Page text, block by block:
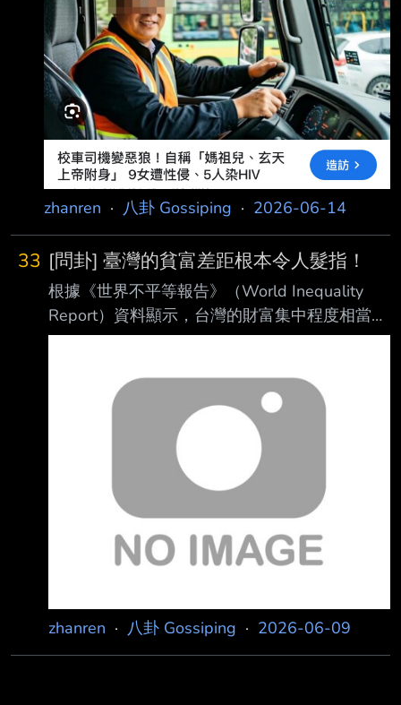
校車司機涉嫌從2022年起，就利用「媽祖、虎爺
等神明附身」、「需要補氣」等神棍話術，誘騙
性侵至少9名女性，其中甚至有6名女高中生，年
紀最小的只有15歲，並導致5名受害者確診，全
案直到衛生局進行疫調才隨之曝光。 消息曝光
後，不少網友都憤慨要求公開加害人資訊，但法
官卻直
zhanren · 八卦 Gossiping · 2026-06-14
33 [問卦] 臺灣的貧富差距根本令人髮指！
根據《世界不平等報告》（World Inequality
Report）資料顯示，台灣的財富集中程度相當
高。 主要數據如下： ● 前 10% 的富裕階層 掌
1% 的人口單獨持有 27%。 ● 後 50% 的基層民
眾 全體加總僅擁有約 4.3% 的總財富！ ● 後
50% 的基層民眾 全體加總僅擁有約 4.3% 的總
財富！ ● 後 50% 的基層民眾 全體加總僅擁有約
4.3% 的總財富！ 換句話說： 臺灣最富有的
10% 人口，掌握了超過一半以上的社會財富；
zhanren · 八卦 Gossiping · 2026-06-09